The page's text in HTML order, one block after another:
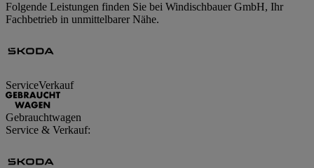
Folgende Leistungen finden Sie bei Windischbauer GmbH, Ihr
Fachbetrieb in unmittelbarer Nähe.
ServiceVerkauf
Gebrauchtwagen
Service & Verkauf: